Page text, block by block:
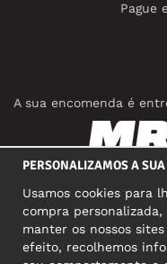
Pague
A sua encomenda é
PERSONALIZAMOS A
Usamos cookies para
compra
manter os nossos
efeito, recolhemos